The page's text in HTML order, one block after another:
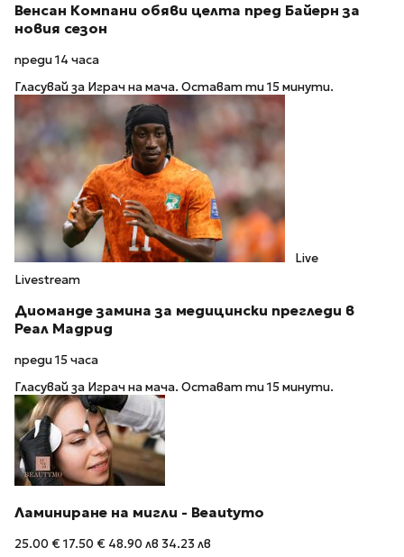
Венсан Компани обяви целта пред Байерн за
новия сезон
преди 14 часа
Гласувай за Играч на мача. Остават ти 15 минути.
Live
Livestream
Диоманде замина за медицински прегледи в
Реал Мадрид
преди 15 часа
Гласувай за Играч на мача. Остават ти 15 минути.
Ламиниране на мигли - Beautymo
25.00 €17.50 € 48.90 лв 34.23 лв